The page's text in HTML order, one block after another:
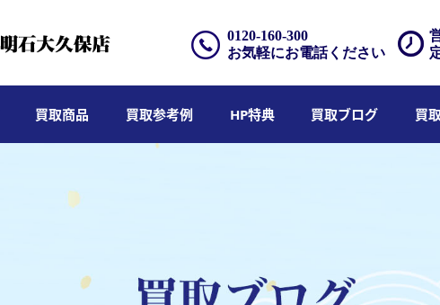
0120-160-300
お気軽にお電話ください
買取商品 買取参考例 HP特典 買取ブログ 買